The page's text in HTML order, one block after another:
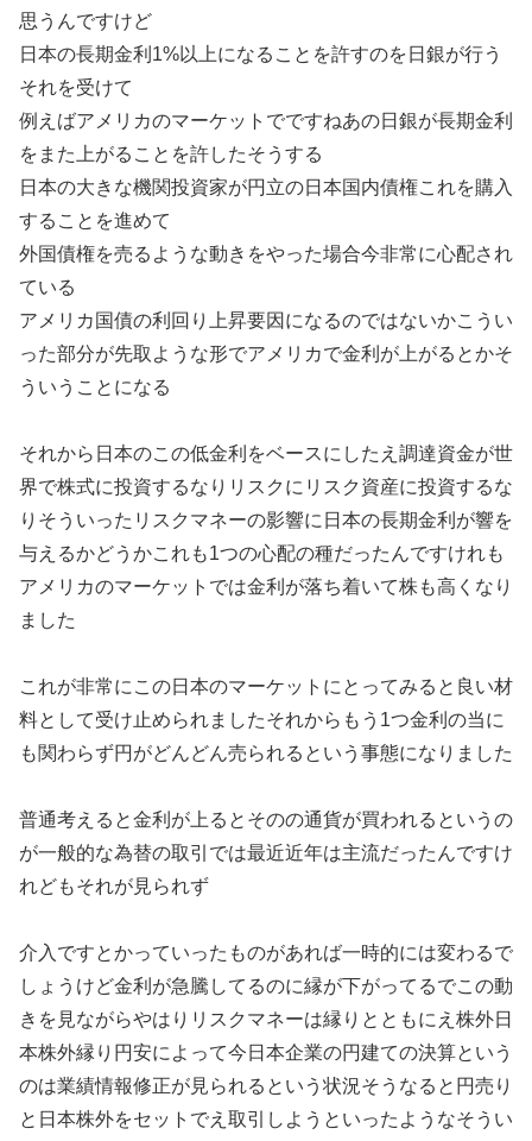
思うんですけど
日本の長期金利1%以上になることを許すのを日銀が行う
それを受けて
例えばアメリカのマーケットでですねあの日銀が長期金利
をまた上がることを許したそうする
日本の大きな機関投資家が円立の日本国内債権これを購入
することを進めて
外国債権を売るような動きをやった場合今非常に心配され
ている
アメリカ国債の利回り上昇要因になるのではないかこうい
った部分が先取ような形でアメリカで金利が上がるとかそ
ういうことになる
それから日本のこの低金利をベースにしたえ調達資金が世
界で株式に投資するなりリスクにリスク資産に投資するな
りそういったリスクマネーの影響に日本の長期金利が響を
与えるかどうかこれも1つの心配の種だったんですけれも
アメリカのマーケットでは金利が落ち着いて株も高くなり
ました
これが非常にこの日本のマーケットにとってみると良い材
料として受け止められましたそれからもう1つ金利の当に
も関わらず円がどんどん売られるという事態になりました
普通考えると金利が上るとそのの通貨が買われるというの
が一般的な為替の取引では最近近年は主流だったんですけ
れどもそれが見られず
介入ですとかっていったものがあれば一時的には変わるで
しょうけど金利が急騰してるのに縁が下がってるでこの動
きを見ながらやはりリスクマネーは縁りとともにえ株外日
本株外縁り円安によって今日本企業の円建ての決算という
のは業績情報修正が見られるという状況そうなると円売り
と日本株外をセットでえ取引しようといったようなそうい